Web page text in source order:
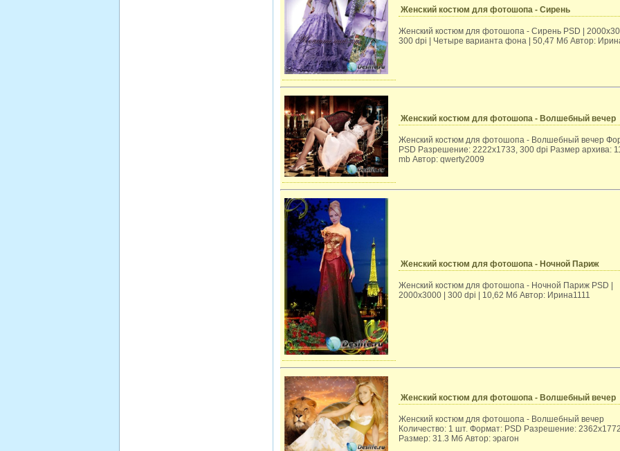
Женский костюм для фотошопа - Сирень
Женский костюм для фотошопа - Сирень PSD |
300 dpi | Четыре варианта фона | 50,47 Mб Автор:
Женский костюм для фотошопа - Волшебный вечер
Женский костюм для фотошопа - Волшебный вечер
PSD Разрешение: 2222x1733, 300 dpi Размер архива:
mb Автор: qwerty2009
Женский костюм для фотошопа - Ночной Париж
Женский костюм для фотошопа - Ночной Париж PSD |
2000х3000 | 300 dpi | 10,62 Mб Автор: Ирина1111
Женский костюм для фотошопа - Волшебный вечер
Женский костюм для фотошопа - Волшебный вечер
Количество: 1 шт. Формат: PSD Разрешение:
Размер: 31.3 Мб Автор: эрагон